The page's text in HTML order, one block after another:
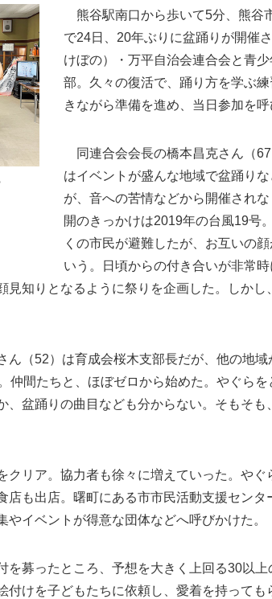
万平公園に並ぶ協賛のぼりと椎名さん。後ろは旧
熊谷桜堤＝熊谷市万平町
熊谷駅南口から歩いて5分、熊谷
で24日、20年ぶりに盆踊りが開催
けぼの）・万平自治会連合会と青
部。久々の復活で、踊り方を学ぶ
きながら準備を進め、当日参加を呼
同連合会会長の橋本昌克さん（
はイベントが盛んな地域で盆踊り
が、音への苦情などから開催され
開のきっかけは2019年の台風19号
くの市民が避難したが、お互いの
いう。日頃からの付き合いが非常時
見知りとなるように祭りを企画した。しかし
（52）は育成会桜木支部長だが、他の地域
仲間たちと、ほぼゼロから始めた。やぐら
、盆踊りの曲目なども分からない。そもそも
リア。協力者も徐々に増えていった。やぐ
店も出店。曙町にある市市民活動支援センタ
やイベントが得意な団体などへ呼びかけた。
募ったところ、予想を大きく上回る30以上
けを子どもたちに依頼し、愛着を持っても